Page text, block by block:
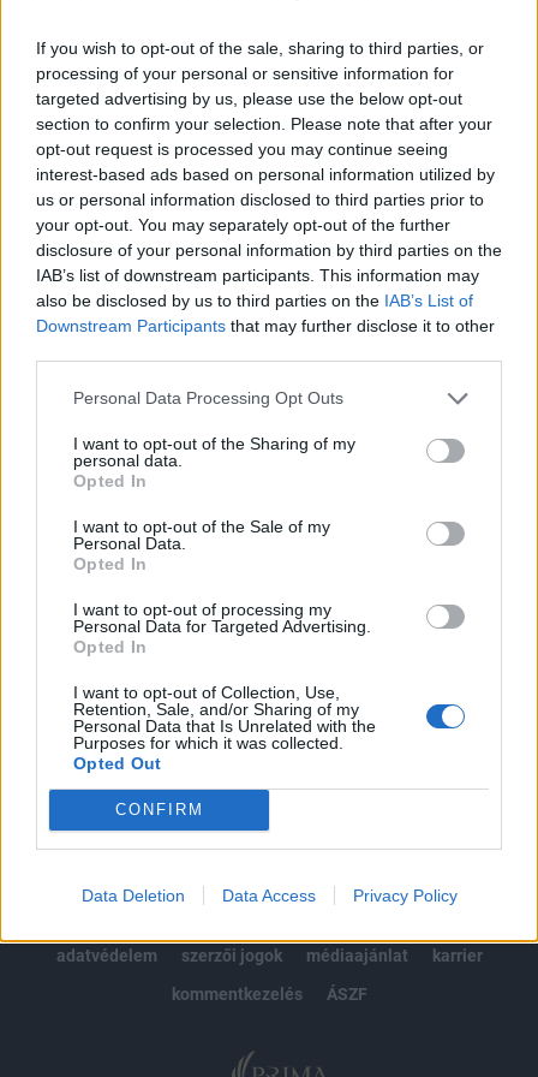
If you wish to opt-out of the sale, sharing to third parties, or
processing of your personal or sensitive information for
targeted advertising by us, please use the below opt-out
section to confirm your selection. Please note that after your
opt-out request is processed you may continue seeing
interest-based ads based on personal information utilized by
us or personal information disclosed to third parties prior to
your opt-out. You may separately opt-out of the further
disclosure of your personal information by third parties on the
IAB’s list of downstream participants. This information may
also be disclosed by us to third parties on the IAB’s List of
Downstream Participants that may further disclose it to other
Personal Data Processing Opt Outs
I want to opt-out of the Sharing of my
personal data.
Opted In
I want to opt-out of the Sale of my
Personal Data.
Opted In
I want to opt-out of processing my
Personal Data for Targeted Advertising.
Opted In
I want to opt-out of Collection, Use,
Retention, Sale, and/or Sharing of my
Personal Data that Is Unrelated with the
Purposes for which it was collected.
Opted Out
CONFIRM
Data Deletion Data Access Privacy Policy
Több magas rangú katonai és diplomáciai képviselő is
részt vett a találkozón, amelyen a magyar informatikai és
ICT piac egyik meghatározó szereplője vett részt az
amerikai védelmi minisztérium delegációjával. Jelen volt
többek között Robert Palladinó, az Egyesült Államok
budapesti ideiglenes ügyvivője, valamint Quaid Quadri
dandártábornok, az Amerikai Egyesült Államok...
KEDVES OLVASÓNK!
regisztrációhoz kötött.
Az előfizetés a következőket tartalmazza:
Portfolio.hu teljes cikkarchívum
kötéslistái
Előfizetés
MÁR ELŐFIZETŐNK VAGY?BEJELENTKEZÉS
adatvédelem
szerzői jogok médiaajánlat
karrier
kommentkezelés
ÁSZF